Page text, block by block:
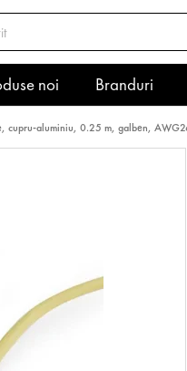
noi Branduri
cupru-aluminiu, 0.25 m, galben,